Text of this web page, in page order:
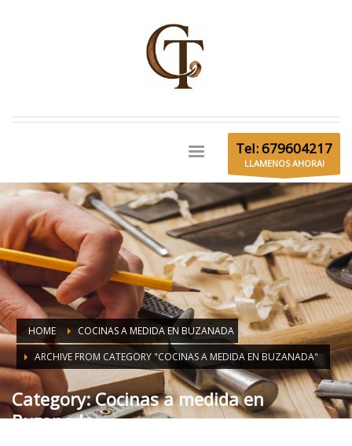
Tel: 679604217
LLAMENOS AHORA!
HOME
COCINAS A MEDIDA EN BUZANADA
ARCHIVE FROM CATEGORY "COCINAS A MEDIDA EN BUZANADA"
Category: Cocinas a medida en
Buzanada